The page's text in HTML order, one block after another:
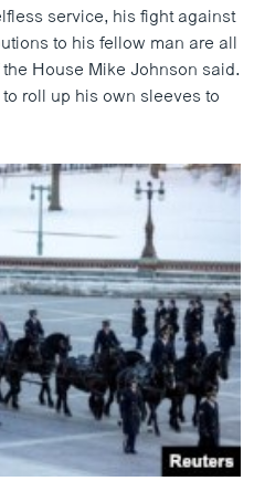
service, his fight against
to his fellow man are all
House Mike Johnson said.
roll up his own sleeves to